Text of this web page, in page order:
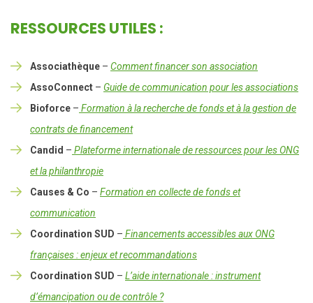
RESSOURCES UTILES :
Associathèque – Comment financer son association
AssoConnect – Guide de communication pour les associations
Bioforce – Formation à la recherche de fonds et à la gestion de
contrats de financement
Candid – Plateforme internationale de ressources pour les ONG
et la philanthropie
Causes & Co – Formation en collecte de fonds et
communication
Coordination SUD – Financements accessibles aux ONG
françaises : enjeux et recommandations
Coordination SUD – L’aide internationale : instrument
d’émancipation ou de contrôle ?